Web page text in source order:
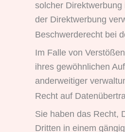
solcher
der Direktwerbung
Beschwerde­recht bei
Im Falle von
ihres gewöhnlichen
anderweitiger
Recht auf
Sie haben das Recht,
Dritten in einem